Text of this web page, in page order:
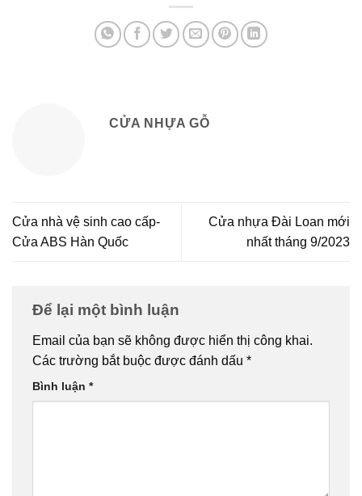
CỬA NHỰA GỖ
Cửa nhà vệ sinh cao cấp-
Cửa ABS Hàn Quốc
Cửa nhựa Đài Loan mới
nhất tháng 9/2023
Để lại một bình luận
Email của bạn sẽ không được hiển thị công khai.
Các trường bắt buộc được đánh dấu *
Bình luận *